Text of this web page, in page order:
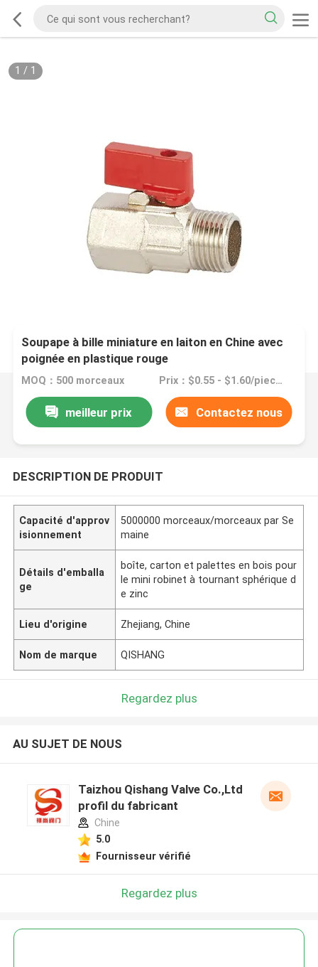
1 / 1
Soupape à bille miniature en laiton en Chine avec
poignée en plastique rouge
MOQ：500 morceaux Prix：$0.55 - $1.60/pieces
meilleur prix Contactez nous
DESCRIPTION DE PRODUIT
Capacité d'approv
isionnement
5000000 morceaux/morceaux par Se
maine
Détails d'emballa
ge
boîte, carton et palettes en bois pour
le mini robinet à tournant sphérique d
e zinc
Lieu d'origine Zhejiang, Chine
Nom de marque QISHANG
Regardez plus
AU SUJET DE NOUS
Taizhou Qishang Valve Co.,Ltd
profil du fabricant
Chine
5.0
Fournisseur vérifié
Regardez plus